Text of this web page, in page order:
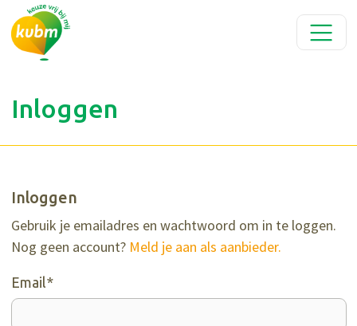
Inloggen
Inloggen
Gebruik je emailadres en wachtwoord om in te loggen.
Nog geen account? Meld je aan als aanbieder.
Email*